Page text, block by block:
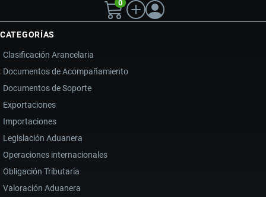
0
CATEGORÍAS
Clasificación Arancelaria
Documentos de Acompañamiento
Documentos de Soporte
Exportaciones
Importaciones
Legislación Aduanera
Operaciones internacionales
Obligación Tributaria
Valoración Aduanera